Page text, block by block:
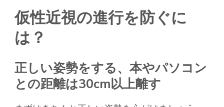
仮性近視の進行を防ぐに
は？
正しい姿勢をする、本やパソコン
との距離は30cm以上離す